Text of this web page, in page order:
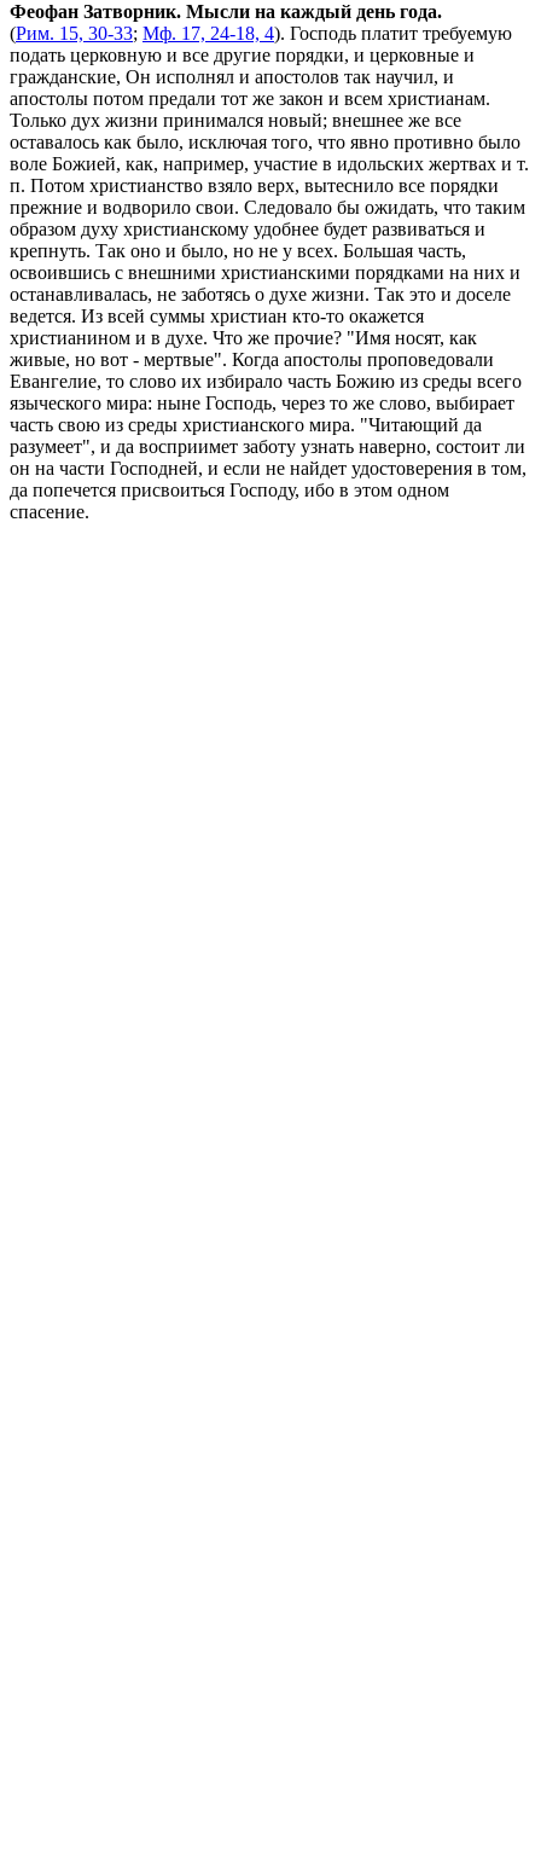
Феофан Затворник. Мысли на каждый день года.
(Рим. 15, 30-33; Мф. 17, 24-18, 4). Господь платит требуемую
подать церковную и все другие порядки, и церковные и
гражданские, Он исполнял и апостолов так научил, и
апостолы потом предали тот же закон и всем христианам.
Только дух жизни принимался новый; внешнее же все
оставалось как было, исключая того, что явно противно было
воле Божией, как, например, участие в идольских жертвах и т.
п. Потом христианство взяло верх, вытеснило все порядки
прежние и водворило свои. Следовало бы ожидать, что таким
образом духу христианскому удобнее будет развиваться и
крепнуть. Так оно и было, но не у всех. Большая часть,
освоившись с внешними христианскими порядками на них и
останавливалась, не заботясь о духе жизни. Так это и доселе
ведется. Из всей суммы христиан кто-то окажется
христианином и в духе. Что же прочие? "Имя носят, как
живые, но вот - мертвые". Когда апостолы проповедовали
Евангелие, то слово их избирало часть Божию из среды всего
языческого мира: ныне Господь, через то же слово, выбирает
часть свою из среды христианского мира. "Читающий да
разумеет", и да восприимет заботу узнать наверно, состоит ли
он на части Господней, и если не найдет удостоверения в том,
да попечется присвоиться Господу, ибо в этом одном
спасение.